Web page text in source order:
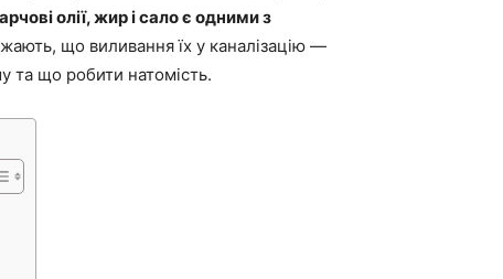
олії, жир і сало є одними з
що виливання їх у каналізацію —
та що робити натомість.